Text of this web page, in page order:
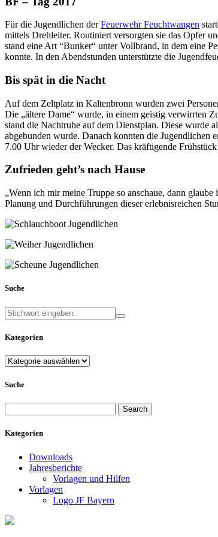
Für die Jugendlichen derFeuerwehr Feuchtwangen
mittels Drehleiter. Routiniert versorgten sie das Opfer
stand eine Art “Bunker“ unter Vollbrand, in dem eine
konnte. In den Abendstunden unterstützte die
Bis spät in die Nacht
Auf dem Zeltplatz in Kaltenbronn wurden zwei
Die „ältere Dame“ wurde, in einem geistig verwirrten
stand die Nachtruhe auf dem Dienstplan. Diese wurde
abgebunden wurde. Danach konnten die
7.00 Uhr wieder der Wecker. Das kräftigende
Zufrieden geht’s nach Hause
„Wenn ich mir meine Truppe so anschaue, dann
Planung und Durchführungen dieser erlebnisreichen
Suche
Kategorien
Kategorien
Suche
for:
Kategorien
Downloads
Jahresberichte
Vorlagen und Hilfen
Vorlagen
Logo JF Bayern